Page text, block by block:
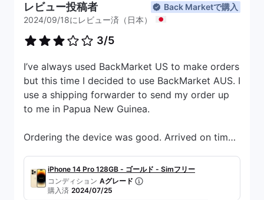
レビュー投稿者
Back Marketで購入
2024/09/18にレビュー済（日本）
3/5
I’ve always used BackMarket US to make orders
but this time I decided to use BackMarket AUS. I
use a shipping forwarder to send my order up
to me in Papua New Guinea.
Ordering the device was good. Arrived on time
arrived at Papua New Guinea, first thing I
realized was that the phone didn’t come in a
box. A generic white box I was expecting
iPhone 14 Pro 128GB - ゴールド - Simフリー
コンディション Aグレード
購入済 2024/07/25